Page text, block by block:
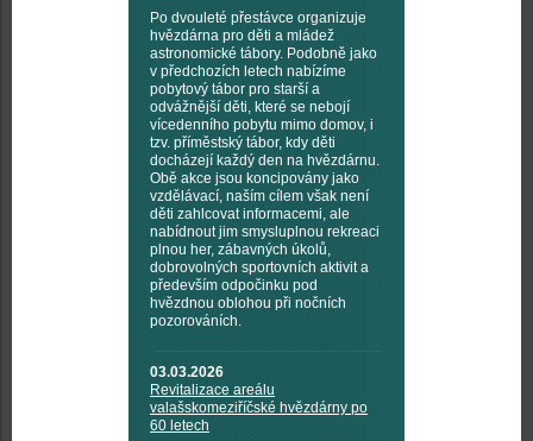
Po dvouleté přestávce organizuje
hvězdárna pro děti a mládež
astronomické tábory. Podobně jako
v předchozích letech nabízíme
pobytový tábor pro starší a
odvážnější děti, které se nebojí
vícedenního pobytu mimo domov, i
tzv. příměstský tábor, kdy děti
docházejí každý den na hvězdárnu.
Obě akce jsou koncipovány jako
vzdělávací, naším cílem však není
děti zahlcovat informacemi, ale
nabídnout jim smysluplnou rekreaci
plnou her, zábavných úkolů,
dobrovolných sportovních aktivit a
především odpočinku pod
hvězdnou oblohou při nočních
pozorováních.
03.03.2026
Revitalizace areálu
valašskomeziříčské hvězdárny po
60 letech